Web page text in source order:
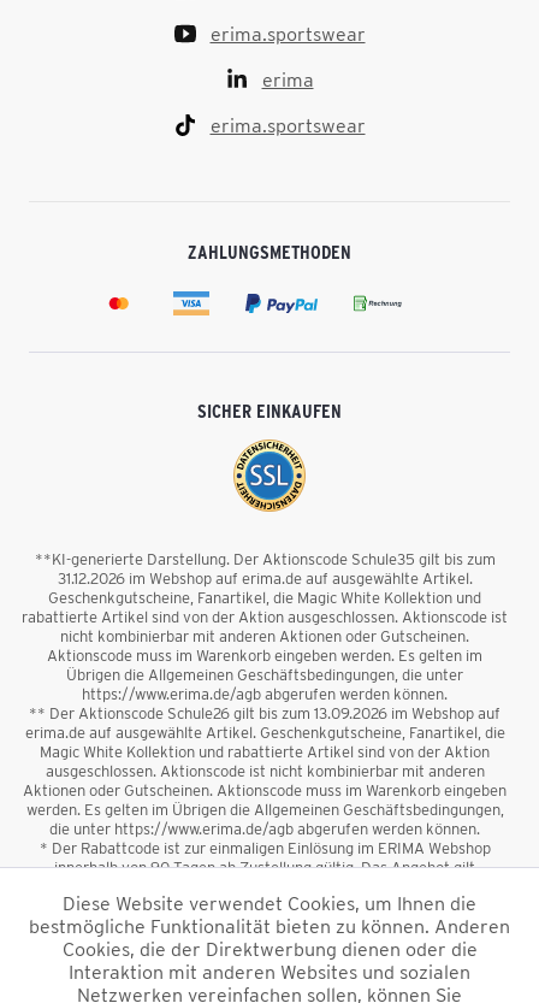
erima.sportswear
erima
erima.sportswear
ZAHLUNGSMETHODEN
SICHER EINKAUFEN
**KI-generierte Darstellung. Der Aktionscode Schule35 gilt bis zum
31.12.2026 im Webshop auf erima.de auf ausgewählte Artikel.
Geschenkgutscheine, Fanartikel, die Magic White Kollektion und
rabattierte Artikel sind von der Aktion ausgeschlossen. Aktionscode ist
nicht kombinierbar mit anderen Aktionen oder Gutscheinen.
Aktionscode muss im Warenkorb eingeben werden. Es gelten im
Übrigen die Allgemeinen Geschäftsbedingungen, die unter
https://www.erima.de/agb abgerufen werden können.
** Der Aktionscode Schule26 gilt bis zum 13.09.2026 im Webshop auf
erima.de auf ausgewählte Artikel. Geschenkgutscheine, Fanartikel, die
Magic White Kollektion und rabattierte Artikel sind von der Aktion
ausgeschlossen. Aktionscode ist nicht kombinierbar mit anderen
Aktionen oder Gutscheinen. Aktionscode muss im Warenkorb eingeben
werden. Es gelten im Übrigen die Allgemeinen Geschäftsbedingungen,
die unter https://www.erima.de/agb abgerufen werden können.
* Der Rabattcode ist zur einmaligen Einlösung im ERIMA Webshop
innerhalb von 90 Tagen ab Zustellung gültig. Das Angebot gilt
sowie Geschenkgutscheine sind vom Rabatt ausgeschlossen. Der
Rabattcode ist nicht mit anderen Aktionen oder Gutscheinen
kombinierbar. Der Mindestbestellwert beträgt 50 €
Diese Website verwendet Cookies, um Ihnen die
bestmögliche Funktionalität bieten zu können. Anderen
Cookies, die der Direktwerbung dienen oder die
Interaktion mit anderen Websites und sozialen
Netzwerken vereinfachen sollen, können Sie